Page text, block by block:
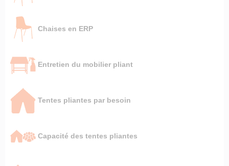
Chaises en ERP
Entretien du mobilier pliant
Tentes pliantes par besoin
Capacité des tentes pliantes